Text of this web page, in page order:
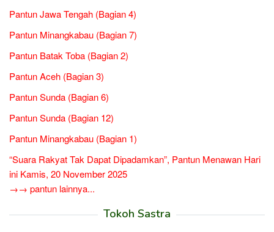
Pantun Jawa Tengah (Bagian 4)
Pantun Minangkabau (Bagian 7)
Pantun Batak Toba (Bagian 2)
Pantun Aceh (Bagian 3)
Pantun Sunda (Bagian 6)
Pantun Sunda (Bagian 12)
Pantun Minangkabau (Bagian 1)
“Suara Rakyat Tak Dapat Dipadamkan”, Pantun Menawan Hari
ini Kamis, 20 November 2025
→→ pantun lainnya...
Tokoh Sastra